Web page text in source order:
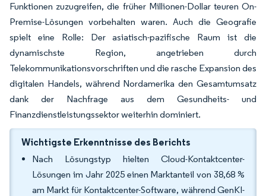
Funktionen zuzugreifen, die früher Millionen-Dollar teuren On-
Premise-Lösungen vorbehalten waren. Auch die Geografie
spielt eine Rolle: Der asiatisch-pazifische Raum ist die
dynamischste Region, angetrieben durch
Telekommunikationsvorschriften und die rasche Expansion des
digitalen Handels, während Nordamerika den Gesamtumsatz
dank der Nachfrage aus dem Gesundheits- und
Finanzdienstleistungssektor weiterhin dominiert.
Wichtigste Erkenntnisse des Berichts
Nach Lösungstyp hielten Cloud-Kontaktcenter-
Lösungen im Jahr 2025 einen Marktanteil von 38,68 %
am Markt für Kontaktcenter-Software, während GenKI-